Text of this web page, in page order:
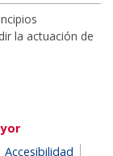
la actuación de
Accesibilidad